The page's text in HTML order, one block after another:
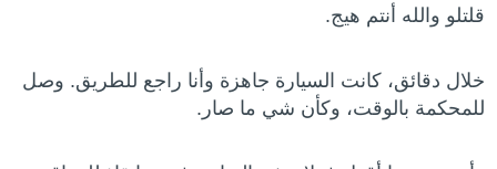
قلتلو والله أنتم هيج.
خلال دقائق، كانت السيارة جاهزة وأنا راجع للطريق. وصل
للمحكمة بالوقت، وكأن شي ما صار.